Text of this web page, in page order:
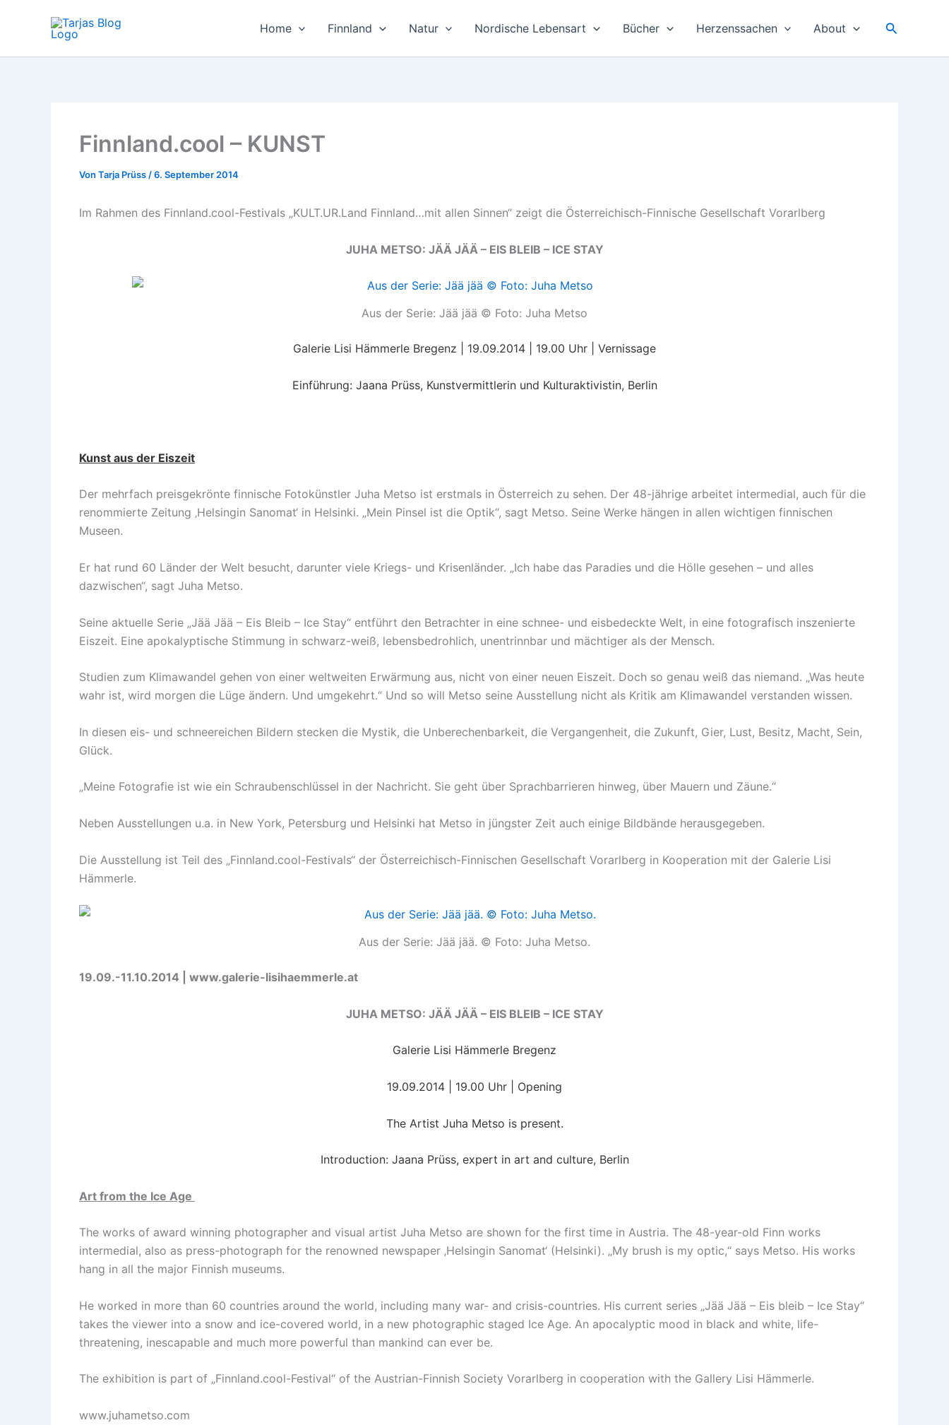
Home Finnland Natur Nordische Lebensart Bücher Herzenssachen About Suchen
Finnland.cool – KUNST
Von Tarja Prüss /6. September 2014
Im Rahmen des Finnland.cool-Festivals „KULT.UR.Land Finnland…mit allen Sinnen“ zeigt die Österreichisch-Finnische Gesellschaft Vorarlberg
JUHA METSO: JÄÄ JÄÄ – EIS BLEIB – ICE STAY
Aus der Serie: Jää jää © Foto: Juha Metso
Galerie Lisi Hämmerle Bregenz | 19.09.2014 | 19.00 Uhr | Vernissage
Einführung: Jaana Prüss, Kunstvermittlerin und Kulturaktivistin, Berlin
Kunst aus der Eiszeit
Der mehrfach preisgekrönte finnische Fotokünstler Juha Metso ist erstmals in Österreich zu sehen. Der 48-jährige arbeitet intermedial, auch für die
renommierte Zeitung ‚Helsingin Sanomat‘ in Helsinki. „Mein Pinsel ist die Optik“, sagt Metso. Seine Werke hängen in allen wichtigen finnischen
Museen.
Er hat rund 60 Länder der Welt besucht, darunter viele Kriegs- und Krisenländer. „Ich habe das Paradies und die Hölle gesehen – und alles
dazwischen“, sagt Juha Metso.
Seine aktuelle Serie „Jää Jää – Eis Bleib – Ice Stay“ entführt den Betrachter in eine schnee- und eisbedeckte Welt, in eine fotografisch inszenierte
Eiszeit. Eine apokalyptische Stimmung in schwarz-weiß, lebensbedrohlich, unentrinnbar und mächtiger als der Mensch.
Studien zum Klimawandel gehen von einer weltweiten Erwärmung aus, nicht von einer neuen Eiszeit. Doch so genau weiß das niemand. „Was heute
wahr ist, wird morgen die Lüge ändern. Und umgekehrt.“ Und so will Metso seine Ausstellung nicht als Kritik am Klimawandel verstanden wissen.
In diesen eis- und schneereichen Bildern stecken die Mystik, die Unberechenbarkeit, die Vergangenheit, die Zukunft, Gier, Lust, Besitz, Macht, Sein,
Glück.
„Meine Fotografie ist wie ein Schraubenschlüssel in der Nachricht. Sie geht über Sprachbarrieren hinweg, über Mauern und Zäune.“
Neben Ausstellungen u.a. in New York, Petersburg und Helsinki hat Metso in jüngster Zeit auch einige Bildbände herausgegeben.
Die Ausstellung ist Teil des „Finnland.cool-Festivals“ der Österreichisch-Finnischen Gesellschaft Vorarlberg in Kooperation mit der Galerie Lisi
Hämmerle.
Aus der Serie: Jää jää. © Foto: Juha Metso.
19.09.-11.10.2014 | www.galerie-lisihaemmerle.at
JUHA METSO: JÄÄ JÄÄ – EIS BLEIB – ICE STAY
Galerie Lisi Hämmerle Bregenz
19.09.2014 | 19.00 Uhr | Opening
The Artist Juha Metso is present.
Introduction: Jaana Prüss, expert in art and culture, Berlin
Art from the Ice Age
The works of award winning photographer and visual artist Juha Metso are shown for the first time in Austria. The 48-year-old Finn works
intermedial, also as press-photograph for the renowned newspaper ‚Helsingin Sanomat‘ (Helsinki). „My brush is my optic,“ says Metso. His works
hang in all the major Finnish museums.
He worked in more than 60 countries around the world, including many war- and crisis-countries. His current series „Jää Jää – Eis bleib – Ice Stay“
takes the viewer into a snow and ice-covered world, in a new photographic staged Ice Age. An apocalyptic mood in black and white, life-
threatening, inescapable and much more powerful than mankind can ever be.
The exhibition is part of „Finnland.cool-Festival“ of the Austrian-Finnish Society Vorarlberg in cooperation with the Gallery Lisi Hämmerle.
www.juhametso.com